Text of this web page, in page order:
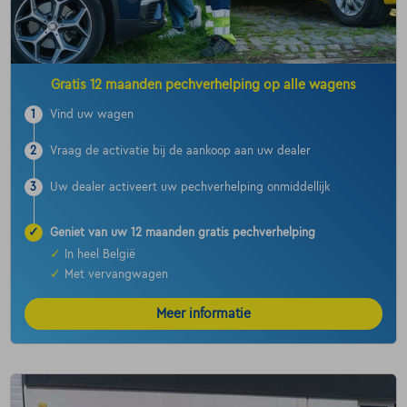
Gratis 12 maanden pechverhelping op alle wagens
1 Vind uw wagen
2 Vraag de activatie bij de aankoop aan uw dealer
3 Uw dealer activeert uw pechverhelping onmiddellijk
✓
Geniet van uw 12 maanden gratis pechverhelping
✓
In heel België
✓
Met vervangwagen
Meer informatie